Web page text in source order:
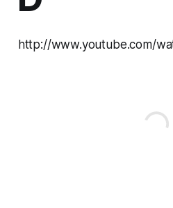
http://www.youtube.com/